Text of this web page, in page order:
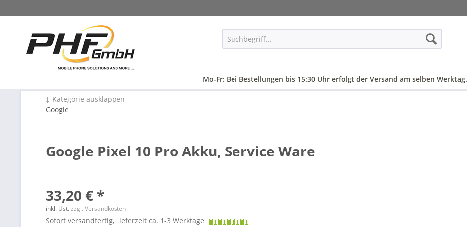
Mo-Fr: Bei Bestellungen bis 15:30 Uhr erfolgt der Versand am selben Werktag.
↓ Kategorie ausklappen
Google
Google Pixel 10 Pro Akku, Service Ware
33,20 € *
inkl. Ust.zzgl. Versandkosten
Sofort versandfertig, Lieferzeit ca. 1-3 Werktage